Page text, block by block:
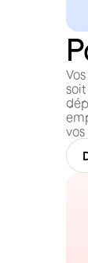
soit
vos